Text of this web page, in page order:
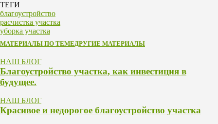
ТЕГИ
благоустройство
расчистка участка
уборка участка
МАТЕРИАЛЫ ПО ТЕМЕДРУГИЕ МАТЕРИАЛЫ
НАШ БЛОГ
Благоустройство участка, как инвестиция в
будущее.
НАШ БЛОГ
Красивое и недорогое благоустройство участка